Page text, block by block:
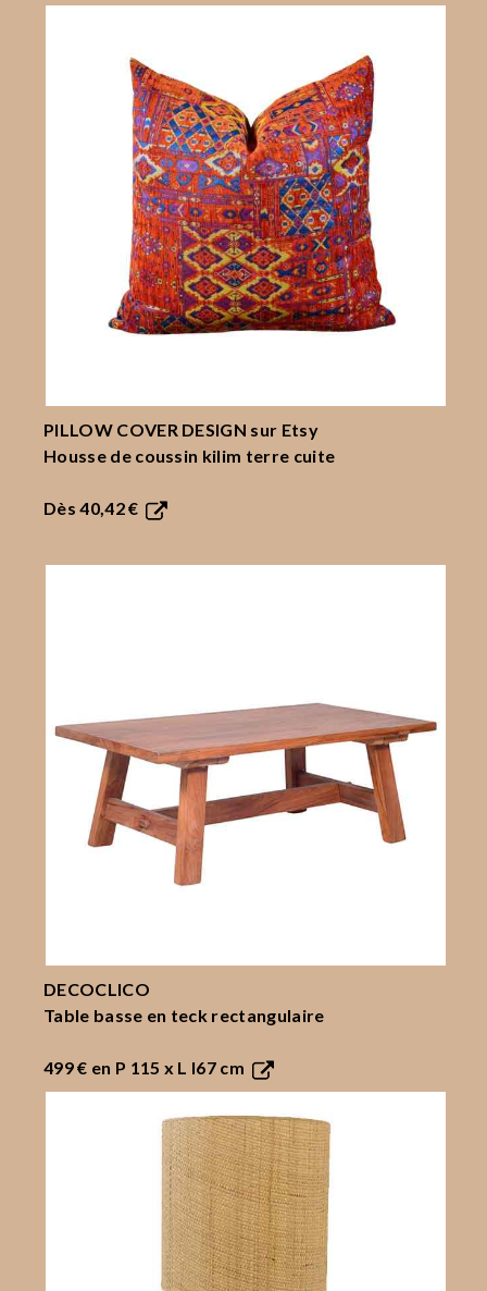
PILLOW COVER DESIGN sur Etsy
Housse de coussin kilim terre cuite
Dès40,42 €
DECOCLICO
Table basse en teck rectangulaire
499 € en P 115 x L l67 cm